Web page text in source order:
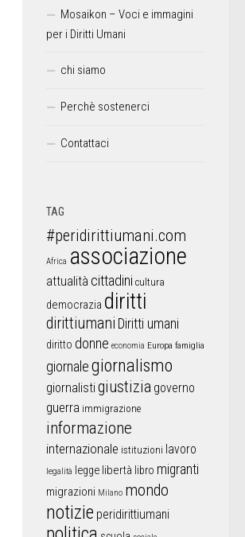
Mosaikon – Voci e immagini
per i Diritti Umani
chi siamo
Perchè sostenerci
Contattaci
TAG
#peridirittiumani.com
Africa associazione
attualità cittadini cultura
democrazia diritti
dirittiumani Diritti umani
diritto donne economia Europa famiglia
giornalegiornalismo
giornalistigiustizia governo
guerra immigrazione
informazione
internazionale istituzioni lavoro
legalità legge libertà libro migranti
migrazioni Milano mondo
notizie peridirittiumani